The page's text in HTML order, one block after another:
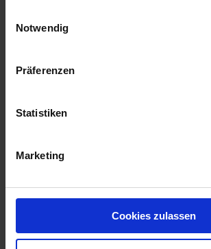
Notwendig
Präferenzen
Statistiken
Marketing
Cookies zulassen